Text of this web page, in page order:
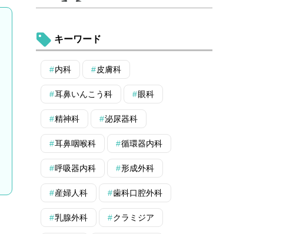
キーワード
内科 皮膚科
耳鼻いんこう科 眼科
精神科 泌尿器科
耳鼻咽喉科 循環器内科
呼吸器内科 形成外科
産婦人科 歯科口腔外科
乳腺外科 クラミジア